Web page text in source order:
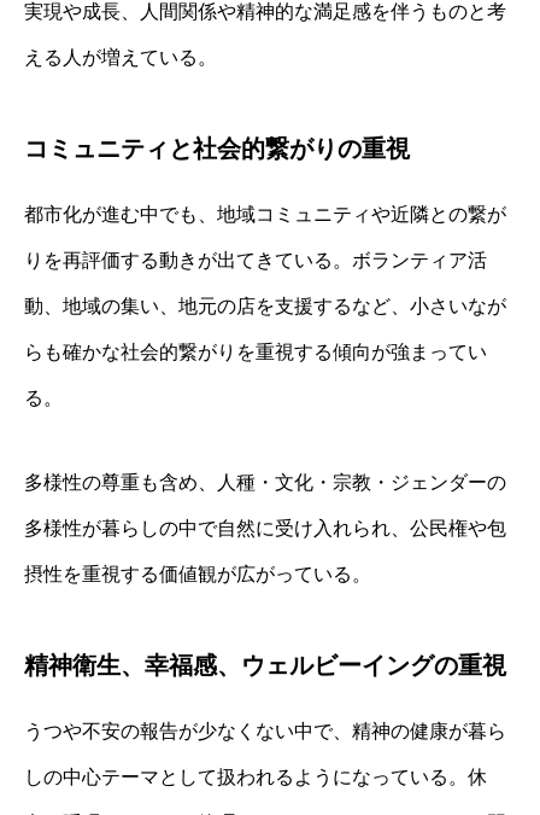
実現や成長、人間関係や精神的な満足感を伴うものと考
える人が増えている。
コミュニティと社会的繋がりの重視
都市化が進む中でも、地域コミュニティや近隣との繋が
りを再評価する動きが出てきている。ボランティア活
動、地域の集い、地元の店を支援するなど、小さいなが
らも確かな社会的繋がりを重視する傾向が強まってい
る。
多様性の尊重も含め、人種・文化・宗教・ジェンダーの
多様性が暮らしの中で自然に受け入れられ、公民権や包
摂性を重視する価値観が広がっている。
精神衛生、幸福感、ウェルビーイングの重視
うつや不安の報告が少なくない中で、精神の健康が暮ら
しの中心テーマとして扱われるようになっている。休